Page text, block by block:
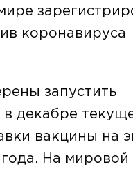
коронавируса
запустить
в декабре
вакцины на
года. На